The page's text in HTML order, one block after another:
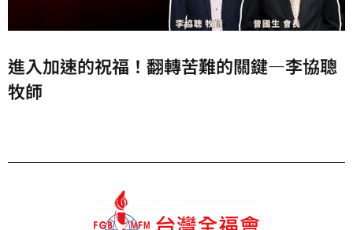
進入加速的祝福！翻轉苦難的關鍵—李協聰
牧師